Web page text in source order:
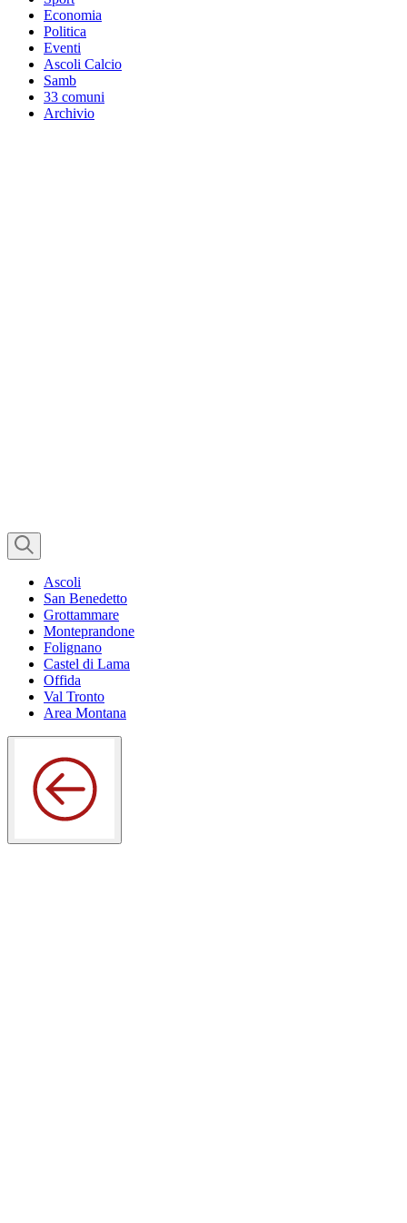
Economia
Politica
Eventi
Ascoli Calcio
Samb
33 comuni
Archivio
Ascoli
San Benedetto
Grottammare
Monteprandone
Folignano
Castel di Lama
Offida
Val Tronto
Area Montana